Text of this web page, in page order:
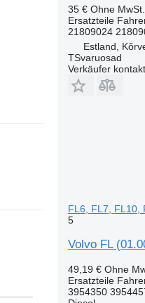
35 € Ohne MwSt.
Ersatzteile
21809024
Estland,
TSvaruosad
Verkäufer
FL6, FL7, FL10,
5
Volvo FL
49,19 € Ohne
Ersatzteile
3954350